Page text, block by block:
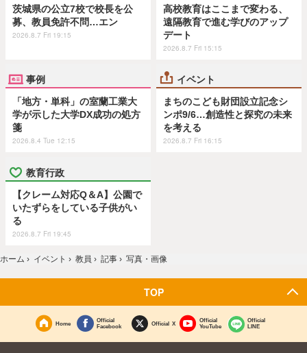
茨城県の公立7校で校長を公
募、教員免許不問…エン
2026.8.7 Fri 19:15
高校教育はここまで変わる、
遠隔教育で進む学びのアップ
デート
2026.8.7 Fri 15:15
事例
「地方・単科」の室蘭工業大
学が示した大学DX成功の処方
箋
2026.8.4 Tue 12:15
イベント
まちのこども財団設立記念シ
ンポ9/6…創造性と探究の未来
を考える
2026.8.7 Fri 16:15
教育行政
【クレーム対応Q＆A】公園で
いたずらをしている子供がい
る
2026.8.7 Fri 19:45
ホーム › イベント › 教員 › 記事 › 写真・画像
TOP
Home
Official
Facebook
Official X
Official
YouTube
Official
LINE